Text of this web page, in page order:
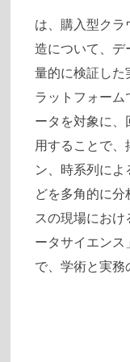
は、購入型クラ
造について、デ
量的に検証し
ラットフォーム
ータを対象に、
用することで
ン、時系列に
どを多角的に
スの現場にお
ータサイエンス
で、学術と実務